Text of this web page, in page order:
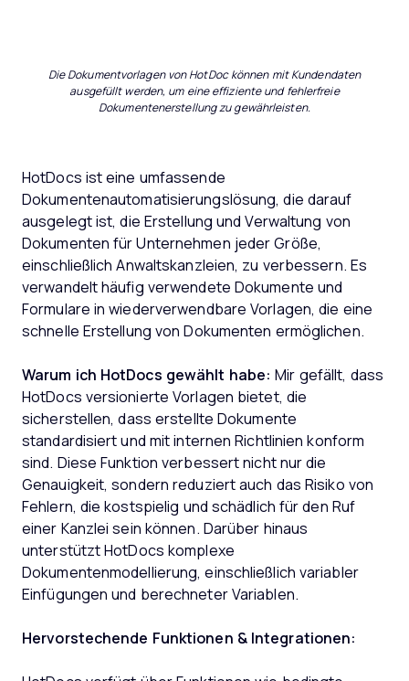
Die Dokumentvorlagen von HotDoc können mit Kundendaten
ausgefüllt werden, um eine effiziente und fehlerfreie
Dokumentenerstellung zu gewährleisten.
HotDocs ist eine umfassende
Dokumentenautomatisierungslösung, die darauf
ausgelegt ist, die Erstellung und Verwaltung von
Dokumenten für Unternehmen jeder Größe,
einschließlich Anwaltskanzleien, zu verbessern. Es
verwandelt häufig verwendete Dokumente und
Formulare in wiederverwendbare Vorlagen, die eine
schnelle Erstellung von Dokumenten ermöglichen.
Warum ich HotDocs gewählt habe: Mir gefällt, dass
HotDocs versionierte Vorlagen bietet, die
sicherstellen, dass erstellte Dokumente
standardisiert und mit internen Richtlinien konform
sind. Diese Funktion verbessert nicht nur die
Genauigkeit, sondern reduziert auch das Risiko von
Fehlern, die kostspielig und schädlich für den Ruf
einer Kanzlei sein können. Darüber hinaus
unterstützt HotDocs komplexe
Dokumentenmodellierung, einschließlich variabler
Einfügungen und berechneter Variablen.
Hervorstechende Funktionen & Integrationen: